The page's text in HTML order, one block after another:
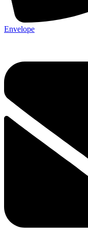
Envelope